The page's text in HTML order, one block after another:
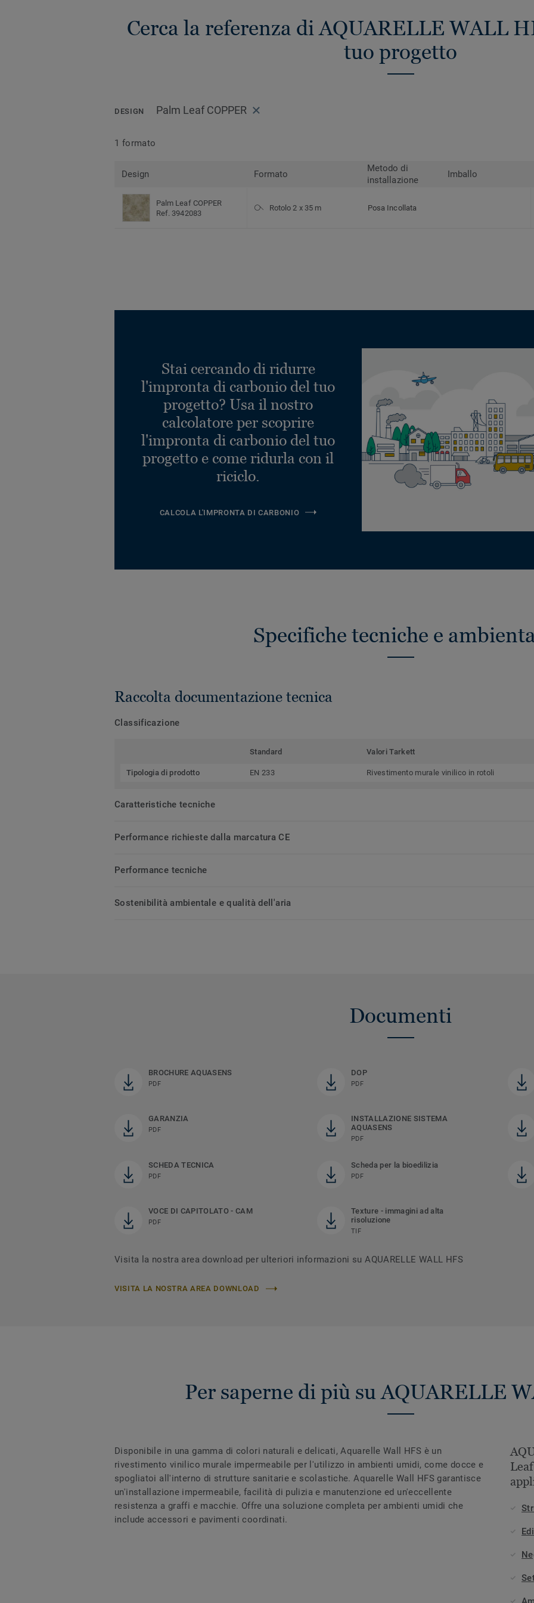
Cerca la referenza di AQUARELLE WALL
tuo progetto
DESIGN Palm Leaf COPPER
1 formato
Design Formato
Metodo di
installazione
Imballo
Palm Leaf COPPER
Ref. 3942083
Rotolo 2 x 35 m Posa Incollata
Stai cercando di ridurre
l'impronta di carbonio del tuo
progetto? Usa il nostro
calcolatore per scoprire
l'impronta di carbonio del tuo
progetto e come ridurla con il
riciclo.
CALCOLA L'IMPRONTA DI CARBONIO
Specifiche tecniche e
Raccolta documentazione tecnica
Classificazione
Standard Valori Tarkett
Tipologia di prodotto EN 233 Rivestimento murale vinilico in rotoli
Caratteristiche tecniche
Performance richieste dalla marcatura CE
Performance tecniche
Sostenibilità ambientale e qualità dell'aria
Documenti
BROCHURE AQUASENS
PDF
DOP
PDF
GARANZIA
PDF
INSTALLAZIONE SISTEMA
AQUASENS
PDF
SCHEDA TECNICA
PDF
Scheda per la bioedilizia
PDF
VOCE DI CAPITOLATO - CAM
PDF
Texture - immagini ad alta
risoluzione
TIF
Visita la nostra area download per ulteriori informazioni su AQUARELLE WALL HFS
VISITA LA NOSTRA AREA DOWNLOAD
Per saperne di più su AQUARELLE
Disponibile in una gamma di colori naturali e delicati, Aquarelle Wall HFS è un
rivestimento vinilico murale impermeabile per l'utilizzo in ambienti umidi, come docce e
spogliatoi all'interno di strutture sanitarie e scolastiche. Aquarelle Wall HFS garantisce
un'installazione impermeabile, facilità di pulizia e manutenzione ed un'eccellente
resistenza a graffi e macchie. Offre una soluzione completa per ambienti umidi che
include accessori e pavimenti coordinati.